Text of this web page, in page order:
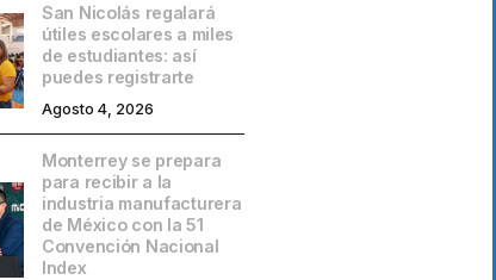
San Nicolás regalará
útiles escolares a miles
de estudiantes: así
puedes registrarte
Agosto 4, 2026
Monterrey se prepara
para recibir a la
industria manufacturera
de México con la 51
Convención Nacional
Index